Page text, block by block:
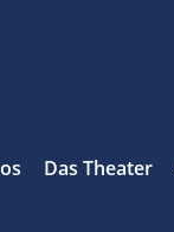
Das Theater